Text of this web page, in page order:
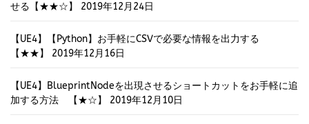
せる【★★☆】
2019年12月24日
【UE4】【Python】お手軽にCSVで必要な情報を出力する
【★★】
2019年12月16日
【UE4】BlueprintNodeを出現させるショートカットをお手軽に追
加する方法 【★☆】
2019年12月10日